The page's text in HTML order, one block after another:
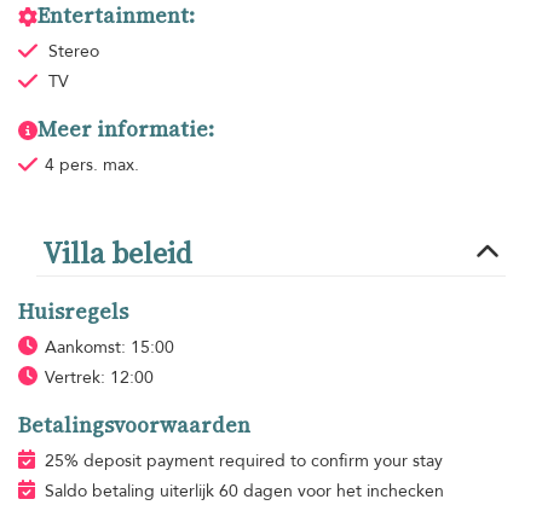
Entertainment:
Stereo
TV
Meer informatie:
4 pers. max.
Villa beleid
Huisregels
Aankomst: 15:00
Vertrek: 12:00
Betalingsvoorwaarden
25% deposit payment required to confirm your stay
Saldo betaling uiterlijk 60 dagen voor het inchecken